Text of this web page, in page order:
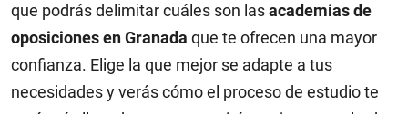
que podrás delimitar cuáles son lasacademias de
oposiciones en Granada que te ofrecen una mayor
confianza. Elige la que mejor se adapte a tus
necesidades y verás cómo el proceso de estudio te